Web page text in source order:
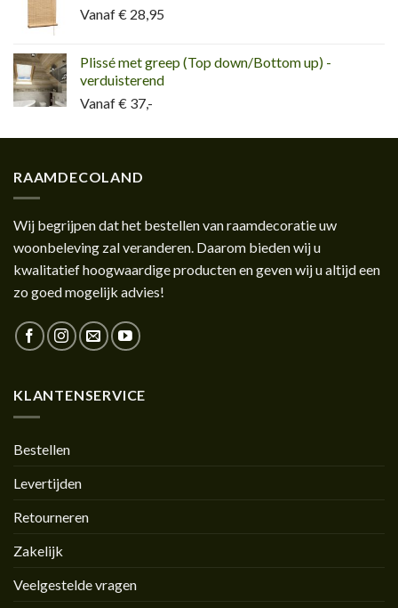
Vanaf € 28,95
Plissé met greep (Top down/Bottom up) -
verduisterend
Vanaf € 37,-
RAAMDECOLAND
Wij begrijpen dat het bestellen van raamdecoratie uw
woonbeleving zal veranderen. Daarom bieden wij u
kwalitatief hoogwaardige producten en geven wij u altijd een
zo goed mogelijk advies!
KLANTENSERVICE
Bestellen
Levertijden
Retourneren
Zakelijk
Veelgestelde vragen